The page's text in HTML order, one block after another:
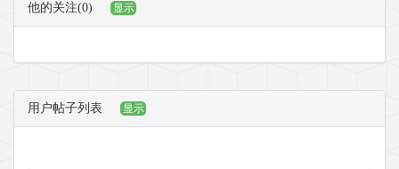
他的关注(0) 显示
用户帖子列表 显示